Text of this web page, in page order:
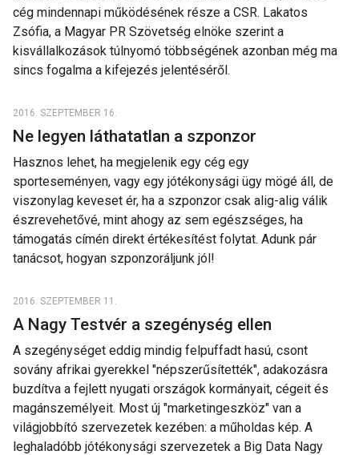
cég mindennapi működésének része a CSR. Lakatos
Zsófia, a Magyar PR Szövetség elnöke szerint a
kisvállalkozások túlnyomó többségének azonban még ma
sincs fogalma a kifejezés jelentéséről.
2016. SZEPTEMBER 16.
Ne legyen láthatatlan a szponzor
Hasznos lehet, ha megjelenik egy cég egy
sporteseményen, vagy egy jótékonysági ügy mögé áll, de
viszonylag keveset ér, ha a szponzor csak alig-alig válik
észrevehetővé, mint ahogy az sem egészséges, ha
támogatás címén direkt értékesítést folytat. Adunk pár
tanácsot, hogyan szponzoráljunk jól!
2016. SZEPTEMBER 11.
A Nagy Testvér a szegénység ellen
A szegénységet eddig mindig felpuffadt hasú, csont
sovány afrikai gyerekkel "népszerűsítették", adakozásra
buzdítva a fejlett nyugati országok kormányait, cégeit és
magánszemélyeit. Most új "marketingeszköz" van a
világjobbító szervezetek kezében: a műholdas kép. A
leghaladóbb jótékonysági szervezetek a Big Data Nagy